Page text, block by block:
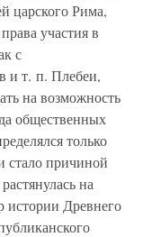
царского Рима,
участия в
с
и т. п. Плебеи,
на возможность
общественных
только
стало причиной
на
истории Древнего